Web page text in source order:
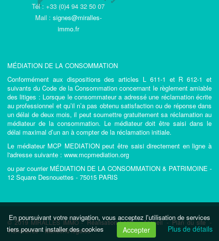
Tél : +33 (0)4 94 32 50 07
Mail : signes@miralles-
immo.fr
MÉDIATION DE LA CONSOMMATION
Conformément aux dispositions des articles L 611-1 et R 612-1 et
suivants du Code de la Consommation concernant le règlement amiable
des litiges : Lorsque le consommateur a adressé une réclamation écrite
au professionnel et qu’il n’a pas obtenu satisfaction ou de réponse dans
un délai de deux mois, il peut soumettre gratuitement sa réclamation au
médiateur de la consommation. Le médiateur doit être saisi dans le
délai maximal d’un an à compter de la réclamation initiale.
Le médiateur MCP MEDIATION peut être saisi directement en ligne à
l'adresse suivante : www.mcpmediation.org
ou par courrier MÉDIATION DE LA CONSOMMATION & PATRIMOINE -
12 Square Desnouettes - 75015 PARIS
© 2019 MIRALLES IMMO -Réalisation Lesty-Accueil-Plan du site-
Honoraires- Mentions légales
En poursuivant votre navigation, vous acceptez l'utilisation de services
tiers pouvant installer des cookies
Accepter Plus de détails